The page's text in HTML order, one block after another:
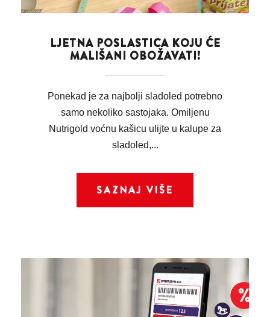
LJETNA POSLASTICA KOJU ĆE
MALIŠANI OBOŽAVATI!
Ponekad je za najbolji sladoled potrebno
samo nekoliko sastojaka. Omiljenu
Nutrigold voćnu kašicu ulijte u kalupe za
sladoled,...
SAZNAJ VIŠE